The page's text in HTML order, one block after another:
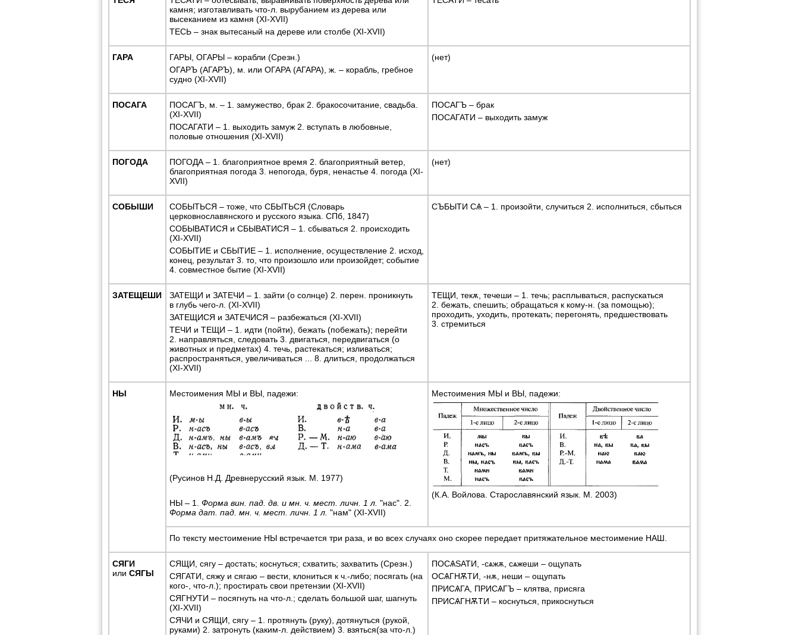
камня; изготавливать что-л. вырубанием из дерева или
высеканием из камня (XI-XVII)
ТЕСЬ – знак вытесаный на дереве или столбе (XI-XVII)
ГАРА
ГАРЫ, ОГАРЫ – корабли (Срезн.)
ОГАРЪ (АГАРЪ), м. или ОГАРА (АГАРА), ж. – корабль, гребное
судно (XI-XVII)
(нет)
ПОСАГА
ПОСАГЪ, м. – 1. замужество, брак 2. бракосочитание, свадьба.
(XI-XVII)
ПОСАГАТИ – 1. выходить замуж 2. вступать в любовные,
половые отношения (XI-XVII)
ПОСАГЪ – брак
ПОСАГАТИ – выходить замуж
ПОГОДА
ПОГОДА – 1. благоприятное время 2. благоприятный ветер,
благоприятная погода 3. непогода, буря, ненастье 4. погода (XI-
XVII)
(нет)
СОБЫШИ
СОБЫТЬСЯ – тоже, что СБЫТЬСЯ (Словарь
церковнославянского и русского языка. СПб, 1847)
СОБЫВАТИСЯ и СБЫВАТИСЯ – 1. сбываться 2. происходить
(XI-XVII)
СОБЫТИЕ и СБЫТИЕ – 1. исполнение, осуществление 2. исход,
конец, результат 3. то, что произошло или произойдет; событие
4. совместное бытие (XI-XVII)
СЪБЫТИ СѦ – 1. произойти, случиться 2. исполниться, сбыться
ЗАТЕЩЕШИ
ЗАТЕЩИ и ЗАТЕЧИ – 1. зайти (о солнце) 2. перен. проникнуть
в глубь чего-л. (XI-XVII)
ЗАТЕЩИСЯ и ЗАТЕЧИСЯ – разбежаться (XI-XVII)
ТЕЧИ и ТЕЩИ – 1. идти (пойти), бежать (побежать); перейти
2. направляться, следовать 3. двигаться, передвигаться (о
животных и предметах) 4. течь, растекаться; изливаться;
распространяться, увеличиваться ... 8. длиться, продолжаться
(XI-XVII)
ТЕЩИ, текѫ, течеши – 1. течь; расплываться, распускаться
2. бежать, спешить; обращаться к кому-н. (за помощью);
проходить, уходить, протекать; перегонять, предшествовать
3. стремиться
НЫ Местоимения МЫ и ВЫ, падежи:
(Русинов Н.Д. Древнерусский язык. М. 1977)
НЫ – 1. Форма вин. пад. дв. и мн. ч. мест. личн. 1 л. "нас". 2.
Форма дат. пад. мн. ч. мест. личн. 1 л. "нам" (XI-XVII)
Местоимения МЫ и ВЫ, падежи:
(К.А. Войлова. Старославянский язык. М. 2003)
По тексту местоимение НЫ встречается три раза, и во всех случаях оно скорее передает притяжательное местоимение НАШ.
СЯГИ
или СЯГЫ
СЯЩИ, сягу – достать; коснуться; схватить; захватить (Срезн.)
СЯГАТИ, сяжу и сягаю – вести, клониться к ч.-либо; посягать (на
кого-, что-л.); простирать свои претензии (XI-XVII)
СЯГНУТИ – посягнуть на что-л.; сделать большой шаг, шагнуть
(XI-XVII)
СЯЧИ и СЯЩИ, сягу – 1. протянуть (руку), дотянуться (рукой,
руками) 2. затронуть (каким-л. действием) 3. взяться(за что-л.)
ПОСѦЅАТИ, -сѧжѫ, сѧжеши – ощупать
ОСѦГНѪТИ, -нѫ, неши – ощупать
ПРИСѦГА, ПРИСѦГЪ – клятва, присяга
ПРИСѦГНѪТИ – коснуться, прикоснуться